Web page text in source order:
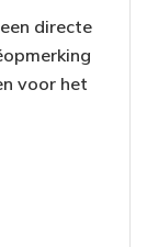
directe
voor het